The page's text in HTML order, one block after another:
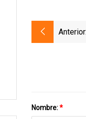
Anterior:
Nombre:*